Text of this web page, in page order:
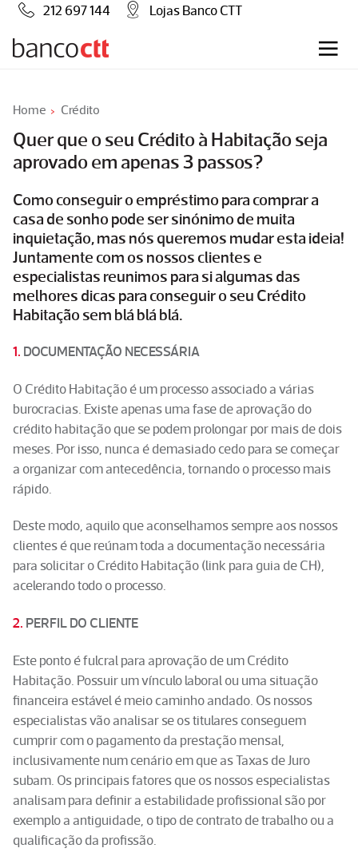
212 697 144 Lojas Banco CTT
Home Crédito
Quer que o seu Crédito à Habitação seja
aprovado em apenas 3 passos?
Como conseguir o empréstimo para comprar a
casa de sonho pode ser sinónimo de muita
inquietação, mas nós queremos mudar esta ideia!
Juntamente com os nossos clientes e
especialistas reunimos para si algumas das
melhores dicas para conseguir o seu Crédito
Habitação sem blá blá blá.
1. DOCUMENTAÇÃO NECESSÁRIA
O Crédito Habitação é um processo associado a várias
burocracias. Existe apenas uma fase de aprovação do
crédito habitação que se podem prolongar por mais de dois
meses. Por isso, nunca é demasiado cedo para se começar
a organizar com antecedência, tornando o processo mais
rápido.
Deste modo, aquilo que aconselhamos sempre aos nossos
clientes é que reúnam toda a documentação necessária
para solicitar o Crédito Habitação (link para guia de CH),
acelerando todo o processo.
2. PERFIL DO CLIENTE
Este ponto é fulcral para aprovação de um Crédito
Habitação. Possuir um vínculo laboral ou uma situação
financeira estável é meio caminho andado. Os nossos
especialistas vão analisar se os titulares conseguem
cumprir com o pagamento da prestação mensal,
inclusivamente num cenário em que as Taxas de Juro
subam. Os principais fatores que os nossos especialistas
analisam para definir a estabilidade profissional são por
exemplo a antiguidade, o tipo de contrato de trabalho ou a
qualificação da profissão.